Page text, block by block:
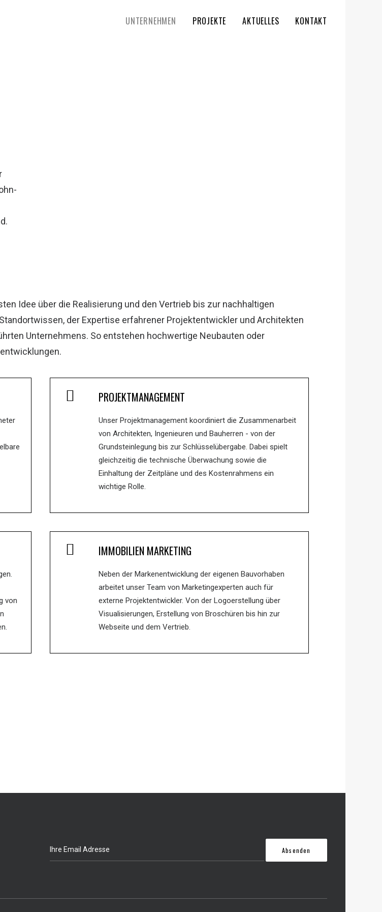
UNTERNEHMEN PROJEKTE AKTUELLES KONTAKT
Idee über die Realisierung und den Vertrieb bis zur nachhaltigen
der Expertise erfahrener Projektentwickler und Architekten
Unternehmens. So entstehen hochwertige Neubauten oder
PROJEKTMANAGEMENT
Unser Projektmanagement koordiniert die Zusammenarbeit
von Architekten, Ingenieuren und Bauherren - von der
Grundsteinlegung bis zur Schlüsselübergabe. Dabei spielt
gleichzeitig die technische Überwachung sowie die
Einhaltung der Zeitpläne und des Kostenrahmens ein
wichtige Rolle.
von
IMMOBILIEN MARKETING
Neben der Markenentwicklung der eigenen Bauvorhaben
arbeitet unser Team von Marketingexperten auch für
externe Projektentwickler. Von der Logoerstellung über
Visualisierungen, Erstellung von Broschüren bis hin zur
Webseite und dem Vertrieb.